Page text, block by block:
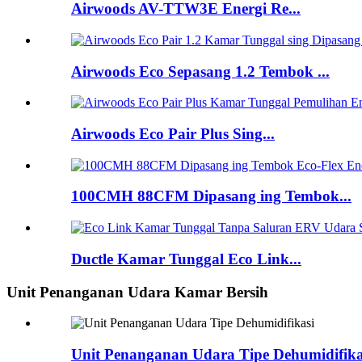
Airwoods AV-TTW3E Energi Re...
Airwoods Eco Sepasang 1.2 Tembok ...
Airwoods Eco Pair Plus Sing...
100CMH 88CFM Dipasang ing Tembok...
Ductle Kamar Tunggal Eco Link...
Unit Penanganan Udara Kamar Bersih
Unit Penanganan Udara Tipe